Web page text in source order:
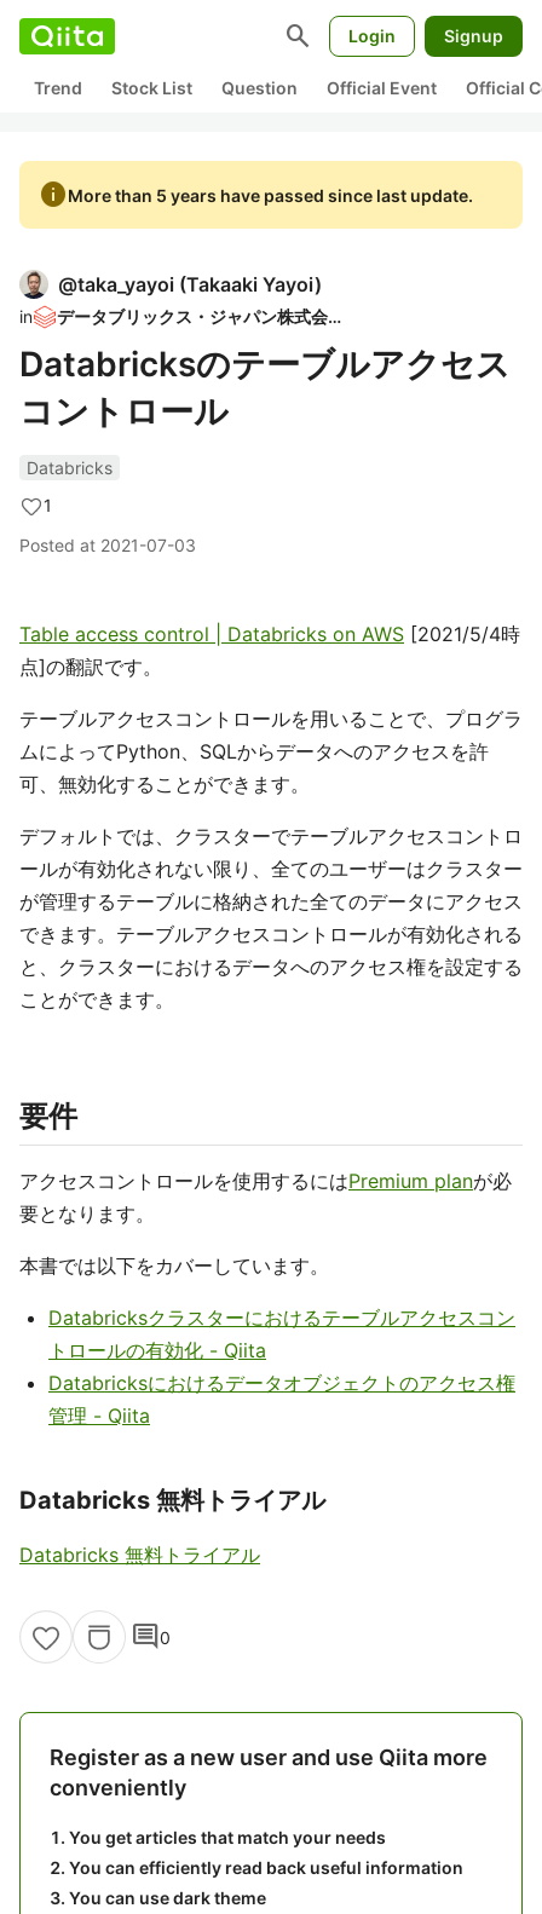
search Login Signup
Trend Stock List Question Official Event Official
infoMore than 5 years have passed since last update.
@taka_yayoi (Takaaki Yayoi)
in データブリックス・ジャパン株式会社
Databricksのテーブルアクセス
コントロール
Databricks
1
Posted at 2021-07-03
Table access control | Databricks on AWS [2021/5/4時
点]の翻訳です。
テーブルアクセスコントロールを用いることで、プログラ
ムによってPython、SQLからデータへのアクセスを許
可、無効化することができます。
デフォルトでは、クラスターでテーブルアクセスコントロ
ールが有効化されない限り、全てのユーザーはクラスター
が管理するテーブルに格納された全てのデータにアクセス
できます。テーブルアクセスコントロールが有効化される
と、クラスターにおけるデータへのアクセス権を設定する
ことができます。
要件
アクセスコントロールを使用するにはPremium planが必
要となります。
本書では以下をカバーしています。
Databricksクラスターにおけるテーブルアクセスコン
トロールの有効化 - Qiita
Databricksにおけるデータオブジェクトのアクセス権
管理 - Qiita
Databricks 無料トライアル
Databricks 無料トライアル
comment0
Register as a new user and use Qiita more
conveniently
You get articles that match your needs
You can efficiently read back useful information
You can use dark theme